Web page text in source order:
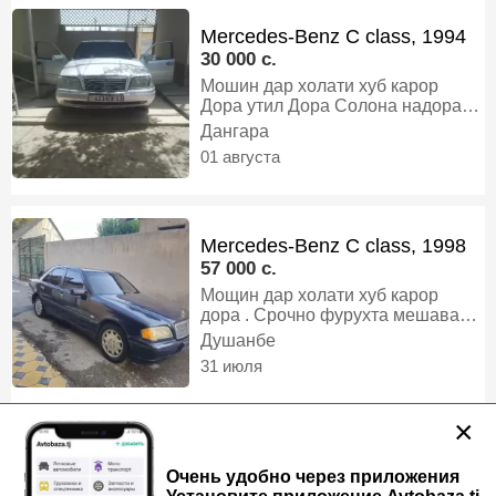
×
Очень удобно через приложения
Mercedes-Benz C class, 1994
30 000 c.
Мошин дар холати хуб карор
Дора утил Дора Солона надора
матор каропка хадавой 100%
вариянти алишам хаст, Газ-
бензин, Механика, Седан
Дангара
01 августа
Mercedes-Benz C class, 1998
57 000 c.
Мощин дар холати хуб карор
дора . Срочно фурухта мешавад.
Мотор 2 автомат кондиционер ях.
Документо хамаш хаст тонировка
хаст ., Газ-бензин, Автомат, Седан
Душанбе
31 июля
40 000 c. Торг есть